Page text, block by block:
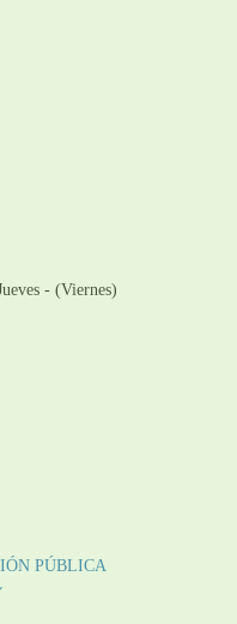
- (Viernes)
PÚBLICA